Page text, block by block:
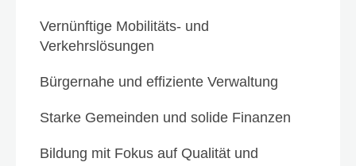
Vernünftige Mobilitäts- und
Verkehrslösungen
Bürgernahe und effiziente Verwaltung
Starke Gemeinden und solide Finanzen
Bildung mit Fokus auf Qualität und